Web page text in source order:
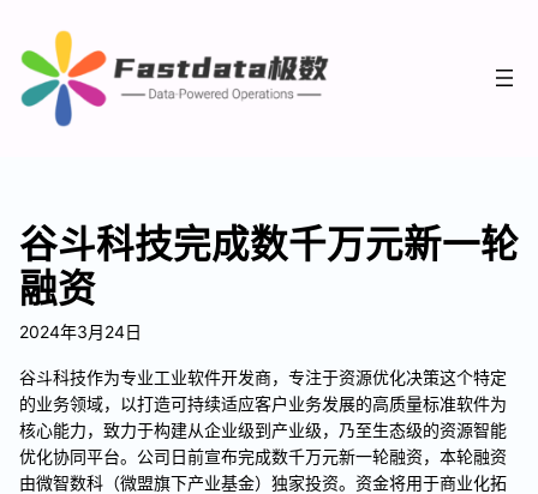
谷斗科技完成数千万元新一轮
融资
2024年3月24日
谷斗科技作为专业工业软件开发商，专注于资源优化决策这个特定
的业务领域，以打造可持续适应客户业务发展的高质量标准软件为
核心能力，致力于构建从企业级到产业级，乃至生态级的资源智能
优化协同平台。公司日前宣布完成数千万元新一轮融资，本轮融资
由微智数科（微盟旗下产业基金）独家投资。资金将用于商业化拓